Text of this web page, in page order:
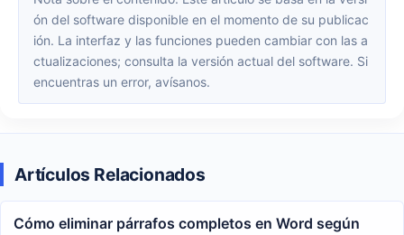
ón del software disponible en el momento de su publicac
ión. La interfaz y las funciones pueden cambiar con las a
ctualizaciones; consulta la versión actual del software. Si
encuentras un error, avísanos.
Artículos Relacionados
Cómo eliminar párrafos completos en Word según